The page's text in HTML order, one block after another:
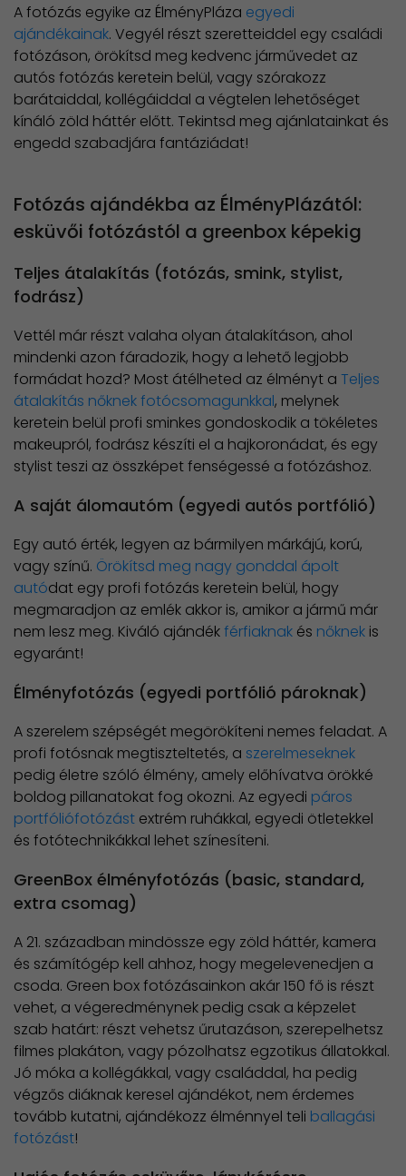
A fotózás egyike az ÉlményPláza egyedi
ajándékainak. Vegyél részt szeretteiddel egy családi
fotózáson, örökítsd meg kedvenc járművedet az
autós fotózás keretein belül, vagy szórakozz
barátaiddal, kollégáiddal a végtelen lehetőséget
kínáló zöld háttér előtt. Tekintsd meg ajánlatainkat és
engedd szabadjára fantáziádat!
Fotózás ajándékba az ÉlményPlázától:
esküvői fotózástól a greenbox képekig
Teljes átalakítás (fotózás, smink, stylist,
fodrász)
Vettél már részt valaha olyan átalakításon, ahol
mindenki azon fáradozik, hogy a lehető legjobb
formádat hozd? Most átélheted az élményt a Teljes
átalakítás nőknek fotócsomagunkkal, melynek
keretein belül profi sminkes gondoskodik a tökéletes
makeupról, fodrász készíti el a hajkoronádat, és egy
stylist teszi az összképet fenségessé a fotózáshoz.
A saját álomautóm (egyedi autós portfólió)
Egy autó érték, legyen az bármilyen márkájú, korú,
vagy színű. Örökítsd meg nagy gonddal ápolt
autódat egy profi fotózás keretein belül, hogy
megmaradjon az emlék akkor is, amikor a jármű már
nem lesz meg. Kiváló ajándékférfiaknak és nőknek is
egyaránt!
Élményfotózás (egyedi portfólió pároknak)
A szerelem szépségét megörökíteni nemes feladat. A
profi fotósnak megtiszteltetés, a szerelmeseknek
pedig életre szóló élmény, amely előhívatva örökké
boldog pillanatokat fog okozni. Az egyedi páros
portfóliófotózást extrém ruhákkal, egyedi ötletekkel
és fotótechnikákkal lehet színesíteni.
GreenBox élményfotózás (basic, standard,
extra csomag)
A 21. században mindössze egy zöld háttér, kamera
és számítógép kell ahhoz, hogy megelevenedjen a
csoda. Green box fotózásainkon akár 150 fő is részt
vehet, a végeredménynek pedig csak a képzelet
szab határt: részt vehetsz űrutazáson, szerepelhetsz
filmes plakáton, vagy pózolhatsz egzotikus állatokkal.
Jó móka a kollégákkal, vagy családdal, ha pedig
végzős diáknak keresel ajándékot, nem érdemes
tovább kutatni, ajándékozz élménnyel teli ballagási
fotózást!